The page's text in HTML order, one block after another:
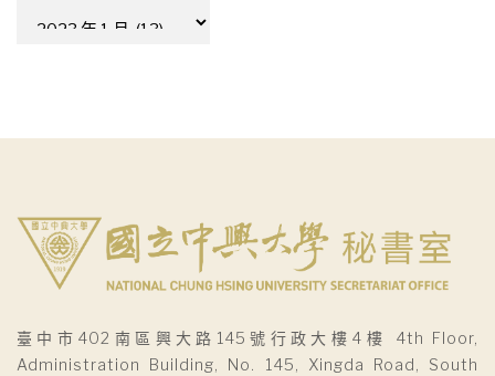
臺中市402南區興大路145號行政大樓4樓 4th Floor,
Administration Building, No. 145, Xingda Road, South